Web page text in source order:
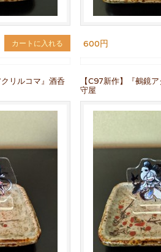
カートに入れる 600円
クリルコマ』酒呑
【C97新作】『鵺鏡
守屋